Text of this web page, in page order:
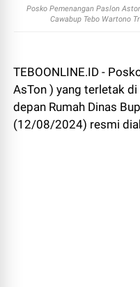
Posko Pemenangan Paslon
Cawabup Tebo Wartono
TEBOONLINE.ID -
AsTon ) yang terletak
depan Rumah Dinas
(12/08/2024) resmi